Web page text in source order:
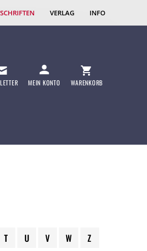
VERLAG INFO
MEIN KONTO WARENKORB
T U V W Z